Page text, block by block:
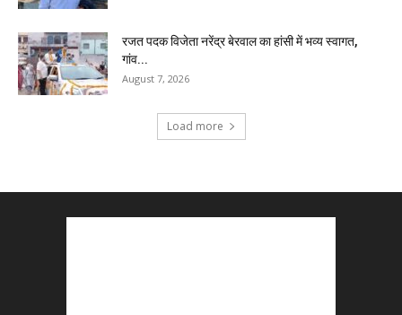
रजत पदक विजेता नरेंद्र बेरवाल का हांसी में भव्य स्वागत,
गांव...
August 7, 2026
Load more